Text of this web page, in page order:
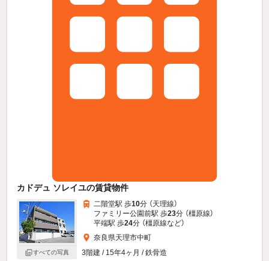
カドデュ ソレイユの賃貸物件
すべての写真
二階堂駅 歩10分 （天理線）
ファミリー公園前駅 歩23分 （橿原線）
平端駅 歩24分 （橿原線など）
奈良県天理市中町
3階建 / 15年4ヶ月 / 鉄骨造